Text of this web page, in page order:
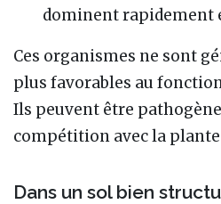
dominent rapidement
Ces organismes ne sont
plus favorables au
Ils peuvent être
compétition avec la
Dans un sol bien